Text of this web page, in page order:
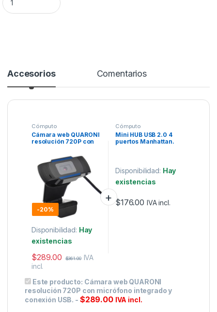
Accesorios Comentarios
Cómputo
Cámara web QUARONI
resolución 720P con
conexión USB.
-20%
Disponibilidad: Hay
existencias
$289.00 $361.00 IVA
incl.
Cómputo
Mini HUB USB 2.0 4
puertos Manhattan.
Disponibilidad: Hay
existencias
$176.00 IVA incl.
Este producto: Cámara web QUARONI
resolución 720P con micrófono integrado y
conexión USB. - $289.00 IVA incl.